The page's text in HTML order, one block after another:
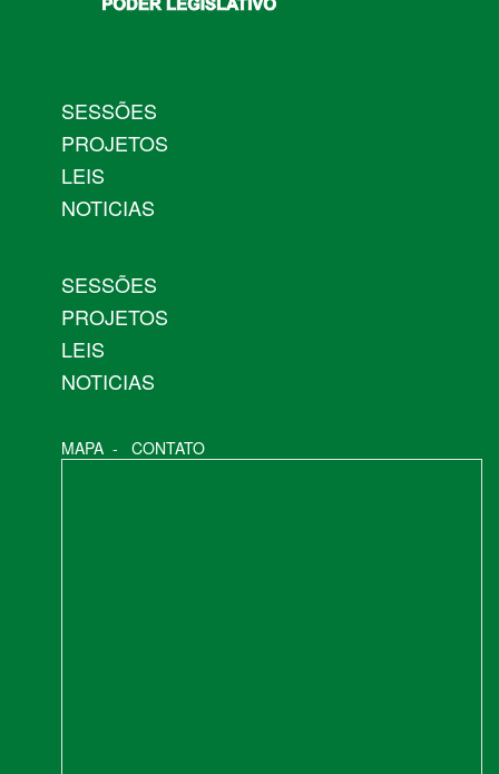
SESSÕES
PROJETOS
LEIS
NOTICIAS
SESSÕES
PROJETOS
LEIS
NOTICIAS
MAPA - CONTATO